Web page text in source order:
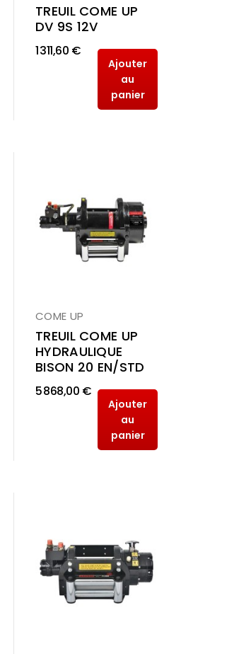
TREUIL COME UP
DV 9S 12V
1 311,60 €
Ajouter
au
panier
COME UP
TREUIL COME UP
HYDRAULIQUE
BISON 20 EN/STD
5 868,00 €
Ajouter
au
panier